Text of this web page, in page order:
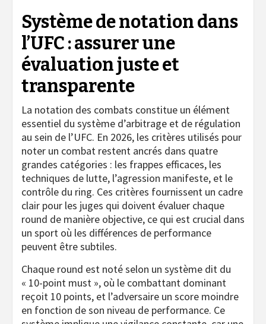
Système de notation dans
l’UFC : assurer une
évaluation juste et
transparente
La notation des combats constitue un élément
essentiel du système d’arbitrage et de régulation
au sein de l’UFC. En 2026, les critères utilisés pour
noter un combat restent ancrés dans quatre
grandes catégories : les frappes efficaces, les
techniques de lutte, l’agression manifeste, et le
contrôle du ring. Ces critères fournissent un cadre
clair pour les juges qui doivent évaluer chaque
round de manière objective, ce qui est crucial dans
un sport où les différences de performance
peuvent être subtiles.
Chaque round est noté selon un système dit du
« 10-point must », où le combattant dominant
reçoit 10 points, et l’adversaire un score moindre
en fonction de son niveau de performance. Ce